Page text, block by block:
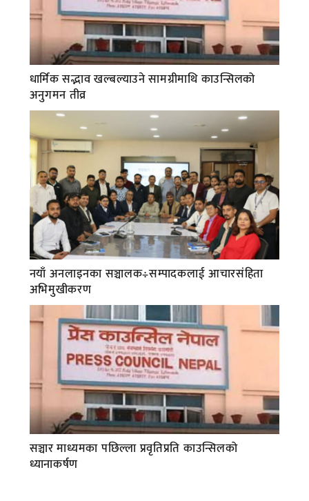
धार्मिक सद्भाव खल्बल्याउने सामग्रीमाथि काउन्सिलको
अनुगमन तीव्र
नयाँ अनलाइनका सञ्चालक÷सम्पादकलाई आचारसंहिता
अभिमुखीकरण
सञ्चार माध्यमका पछिल्ला प्रवृतिप्रति काउन्सिलको
ध्यानाकर्षण